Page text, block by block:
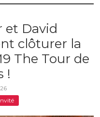
et David
clôturer la
The Tour de
!